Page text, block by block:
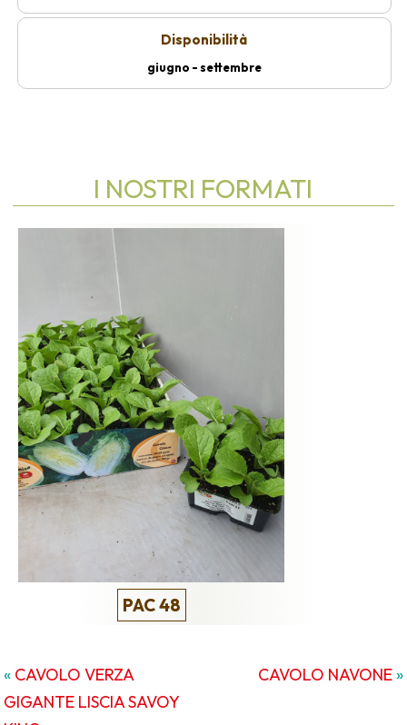
Disponibilità
giugno - settembre
I NOSTRI FORMATI
PAC 48
« CAVOLO VERZA
GIGANTE LISCIA SAVOY
CAVOLO NAVONE»